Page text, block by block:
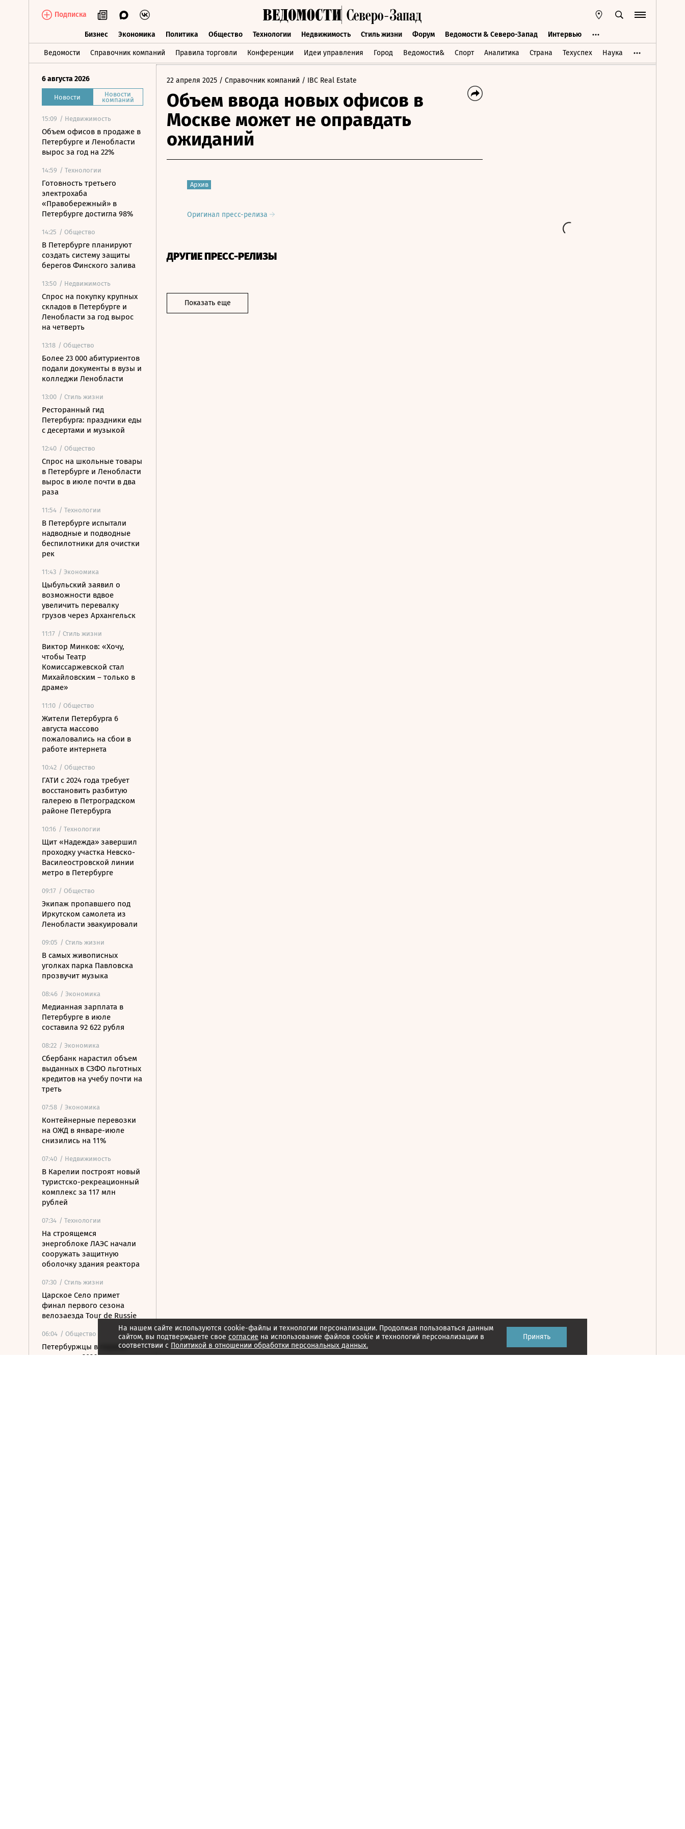
Подписка
Бизнес Экономика Политика Общество Технологии Недвижимость Стиль жизни Форум Ведомости & Северо-Запад Интервью
Ведомости Справочник компаний Правила торговли Конференции Идеи управления Город Ведомости& Спорт Аналитика Страна Техуспех Наука
Бизнес Экономика Политика Общество Технологии Недвижимость Стиль жизни Форум Ведомости & Северо-Запад Интервью
6 августа 2026
Новости Новости
компаний
15:09 / Недвижимость
Объем офисов в продаже в
Петербурге и Ленобласти
вырос за год на 22%
14:59 / Технологии
Готовность третьего
электрохаба
«Правобережный» в
Петербурге достигла 98%
14:25 / Общество
В Петербурге планируют
создать систему защиты
берегов Финского залива
13:50 / Недвижимость
Спрос на покупку крупных
складов в Петербурге и
Ленобласти за год вырос
на четверть
13:18 / Общество
Более 23 000 абитуриентов
подали документы в вузы и
колледжи Ленобласти
13:00 / Стиль жизни
Ресторанный гид
Петербурга: праздники еды
с десертами и музыкой
12:40 / Общество
Спрос на школьные товары
в Петербурге и Ленобласти
вырос в июле почти в два
раза
11:54 / Технологии
В Петербурге испытали
надводные и подводные
беспилотники для очистки
рек
11:43 / Экономика
Цыбульский заявил о
возможности вдвое
увеличить перевалку
грузов через Архангельск
11:17 / Стиль жизни
Виктор Минков: «Хочу,
чтобы Театр
Комиссаржевской стал
Михайловским – только в
драме»
11:10 / Общество
Жители Петербурга 6
августа массово
пожаловались на сбои в
работе интернета
10:42 / Общество
ГАТИ с 2024 года требует
восстановить разбитую
галерею в Петроградском
районе Петербурга
10:16 / Технологии
Щит «Надежда» завершил
проходку участка Невско-
Василеостровской линии
метро в Петербурге
09:17 / Общество
Экипаж пропавшего под
Иркутском самолета из
Ленобласти эвакуировали
09:05 / Стиль жизни
В самых живописных
уголках парка Павловска
прозвучит музыка
08:46 / Экономика
Медианная зарплата в
Петербурге в июле
составила 92 622 рубля
08:22 / Экономика
Сбербанк нарастил объем
выданных в СЗФО льготных
кредитов на учебу почти на
треть
07:58 / Экономика
Контейнерные перевозки
на ОЖД в январе-июле
снизились на 11%
07:40 / Недвижимость
В Карелии построят новый
туристско-рекреационный
комплекс за 117 млн
рублей
07:34 / Технологии
На строящемся
энергоблоке ЛАЭС начали
сооружать защитную
оболочку здания реактора
07:30 / Стиль жизни
Царское Село примет
финал первого сезона
велозаезда Tour de Russie
06:04 / Общество
Петербуржцы в первом
полугодии 2026 года стали
22 апреля 2025 / Справочник компаний / IBC Real Estate
Объем ввода новых офисов в
Москве может не оправдать
ожиданий
Архив
Оригинал пресс-релиза
ДРУГИЕ ПРЕСС-РЕЛИЗЫ
Показать еще
На нашем сайте используются cookie-файлы и технологии персонализации. Продолжая пользоваться данным
сайтом, вы подтверждаете свое согласие на использование файлов cookie и технологий персонализации в
соответствии с Политикой в отношении обработки персональных данных.
Принять